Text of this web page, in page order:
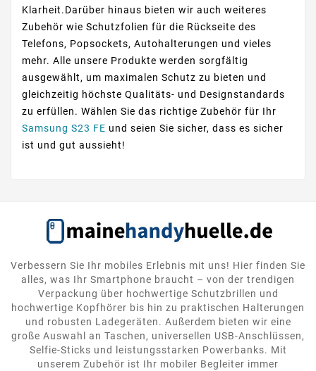
Klarheit.Darüber hinaus bieten wir auch weiteres
Zubehör wie Schutzfolien für die Rückseite des
Telefons, Popsockets, Autohalterungen und vieles
mehr. Alle unsere Produkte werden sorgfältig
ausgewählt, um maximalen Schutz zu bieten und
gleichzeitig höchste Qualitäts- und Designstandards
zu erfüllen. Wählen Sie das richtige Zubehör für Ihr
Samsung S23 FE und seien Sie sicher, dass es sicher
ist und gut aussieht!
Verbessern Sie Ihr mobiles Erlebnis mit uns! Hier finden Sie
alles, was Ihr Smartphone braucht – von der trendigen
Verpackung über hochwertige Schutzbrillen und
hochwertige Kopfhörer bis hin zu praktischen Halterungen
und robusten Ladegeräten. Außerdem bieten wir eine
große Auswahl an Taschen, universellen USB-Anschlüssen,
Selfie-Sticks und leistungsstarken Powerbanks. Mit
unserem Zubehör ist Ihr mobiler Begleiter immer